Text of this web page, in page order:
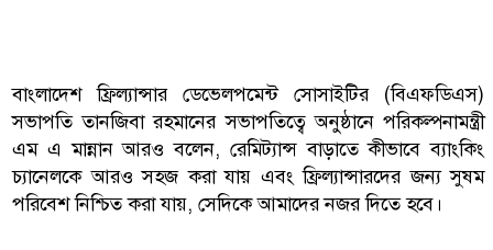
বাংলাদেশ ফ্রিল্যান্সার ডেভেলপমেন্ট সোসাইটির (বিএফডিএস)
সভাপতি তানজিবা রহমানের সভাপতিত্বে অনুষ্ঠানে পরিকল্পনামন্ত্রী
এম এ মান্নান আরও বলেন, রেমিট্যান্স বাড়াতে কীভাবে ব্যাংকিং
চ্যানেলকে আরও সহজ করা যায় এবং ফ্রিল্যান্সারদের জন্য সুষম
পরিবেশ নিশ্চিত করা যায়, সেদিকে আমাদের নজর দিতে হবে।